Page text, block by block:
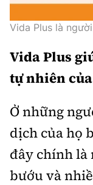
Vida Plus là
Vida Plus
tự nhiên
Ở những
dịch của họ
đây chính là
bướu và